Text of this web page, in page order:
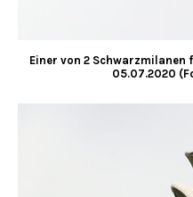
Einer von 2
05.07.2020